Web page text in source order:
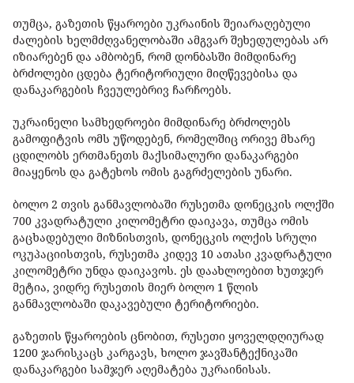
თუმცა, გაზეთის წყაროები უკრაინის შეიარაღებული
ძალების ხელმძღვანელობაში ამგვარ შეხედულებას არ
იზიარებენ და ამბობენ, რომ დონბასში მიმდინარე
ბრძოლები ცდება ტერიტორიული მიღწევებისა და
დანაკარგების ჩვეულებრივ ჩარჩოებს.
უკრაინელი სამხედროები მიმდინარე ბრძოლებს
გამოფიტვის ომს უწოდებენ, რომელშიც ორივე მხარე
ცდილობს ერთმანეთს მაქსიმალური დანაკარგები
მიაყენოს და გატეხოს ომის გაგრძელების უნარი.
ბოლო 2 თვის განმავლობაში რუსეთმა დონეცკის ოლქში
700 კვადრატული კილომეტრი დაიკავა, თუმცა ომის
გაცხადებული მიზნისთვის, დონეცკის ოლქის სრული
ოკუპაციისთვის, რუსეთმა კიდევ 10 ათასი კვადრატული
კილომეტრი უნდა დაიკავოს. ეს დაახლოებით ხუთჯერ
მეტია, ვიდრე რუსეთის მიერ ბოლო 1 წლის
განმავლობაში დაკავებული ტერიტორიები.
გაზეთის წყაროების ცნობით, რუსეთი ყოველდღიურად
1200 ჯარისკაცს კარგავს, ხოლო ჯავშანტექნიკაში
დანაკარგები სამჯერ აღემატება უკრაინისას.